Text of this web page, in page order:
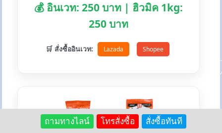
💰 อินเวท: 250 บาท | ฮิวมิค 1kg:
250 บาท
🛒 สั่งซื้ออินเวท: Lazada Shopee
+
ถามทางไลน์ โทรสั่งซื้อ สั่งซื้อทันที